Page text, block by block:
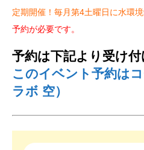
定期開催！毎月第4土曜日に水環
予約が必要です。
予約は下記より受け
このイベント予約は
ラボ 空）